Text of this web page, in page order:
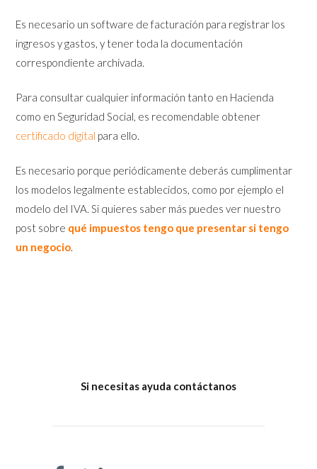
Es necesario un software de facturación para registrar los
ingresos y gastos, y tener toda la documentación
correspondiente archivada.
Para consultar cualquier información tanto en Hacienda
como en Seguridad Social, es recomendable obtener
certificado digital para ello.
Es necesario porque periódicamente deberás cumplimentar
los modelos legalmente establecidos, como por ejemplo el
modelo del IVA. Si quieres saber más puedes ver nuestro
post sobre qué impuestos tengo que presentar si tengo
un negocio.
Si necesitas ayuda contáctanos